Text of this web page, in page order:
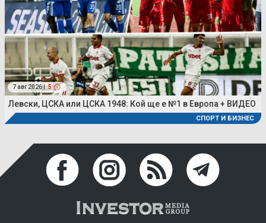
7 авг 2026 | 5
Левски, ЦСКА или ЦСКА 1948: Кой ще е №1 в Европа + ВИДЕО
СПОРТ И БИЗНЕС